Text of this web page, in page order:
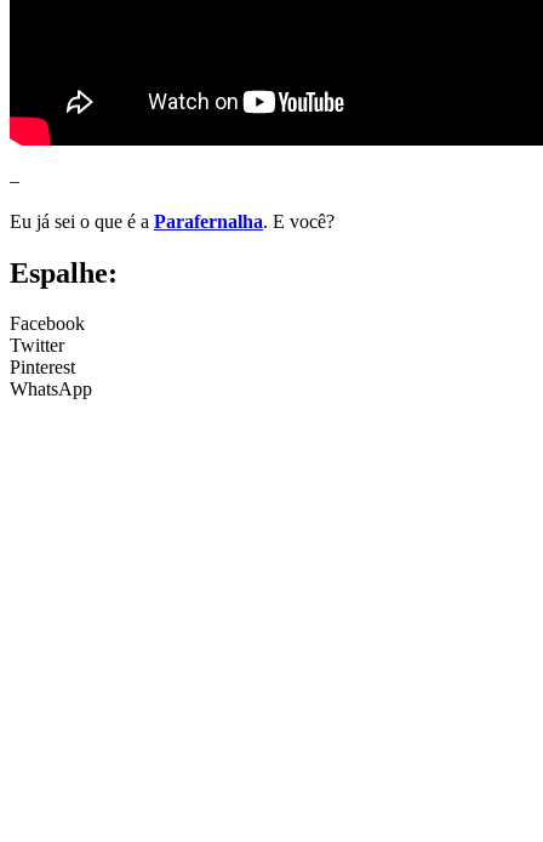
–
Eu já sei o que é a Parafernalha. E você?
Espalhe:
Facebook
Twitter
Pinterest
WhatsApp